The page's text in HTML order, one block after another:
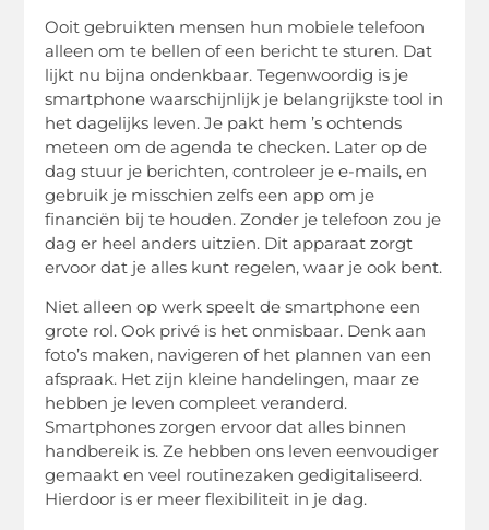
Ooit gebruikten mensen hun mobiele telefoon
alleen om te bellen of een bericht te sturen. Dat
lijkt nu bijna ondenkbaar. Tegenwoordig is je
smartphone waarschijnlijk je belangrijkste tool in
het dagelijks leven. Je pakt hem ’s ochtends
meteen om de agenda te checken. Later op de
dag stuur je berichten, controleer je e-mails, en
gebruik je misschien zelfs een app om je
financiën bij te houden. Zonder je telefoon zou je
dag er heel anders uitzien. Dit apparaat zorgt
ervoor dat je alles kunt regelen, waar je ook bent.
Niet alleen op werk speelt de smartphone een
grote rol. Ook privé is het onmisbaar. Denk aan
foto’s maken, navigeren of het plannen van een
afspraak. Het zijn kleine handelingen, maar ze
hebben je leven compleet veranderd.
Smartphones zorgen ervoor dat alles binnen
handbereik is. Ze hebben ons leven eenvoudiger
gemaakt en veel routinezaken gedigitaliseerd.
Hierdoor is er meer flexibiliteit in je dag.